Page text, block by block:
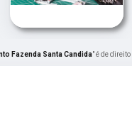
Fazenda Santa Candida" é de